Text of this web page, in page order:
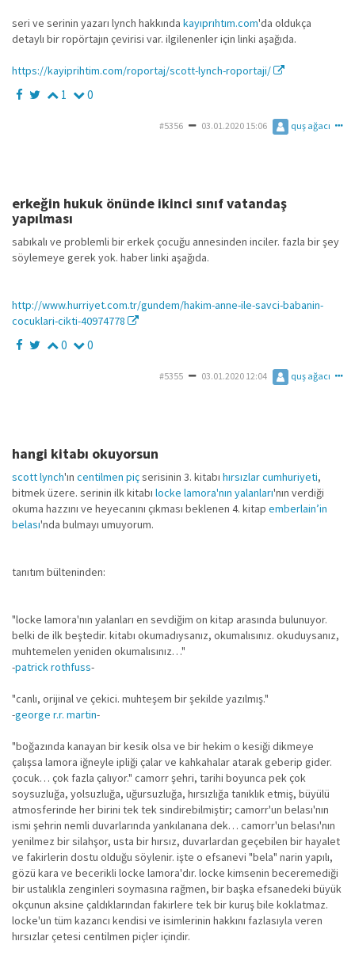
seri ve serinin yazarı lynch hakkında kayıprıhtım.com'da oldukça
detaylı bir ropörtajın çevirisi var. ilgilenenler için linki aşağıda.
https://kayiprihtim.com/roportaj/scott-lynch-roportaji/
1 0
#5356 03.01.2020 15:06 quş ağacı
erkeğin hukuk önünde ikinci sınıf vatandaş
yapılması
sabıkalı ve problemli bir erkek çocuğu annesinden inciler. fazla bir şey
söylemeye gerek yok. haber linki aşağıda.
http://www.hurriyet.com.tr/gundem/hakim-anne-ile-savci-babanin-
cocuklari-cikti-40974778
0 0
#5355 03.01.2020 12:04 quş ağacı
hangi kitabı okuyorsun
scott lynch'ın centilmen piçserisinin 3. kitabı hırsızlar cumhuriyeti,
bitmek üzere. serinin ilk kitabı locke lamora'nın yalanları'nın verdiği
okuma hazzını ve heyecanını çıkması beklenen 4. kitap emberlain’in
belası'nda bulmayı umuyorum.
tanıtım bülteninden:
"locke lamora'nın yalanları en sevdiğim on kitap arasında bulunuyor.
belki de ilk beştedir. kitabı okumadıysanız, okumalısınız. okuduysanız,
muhtemelen yeniden okumalısınız…"
-patrick rothfuss-
"canlı, orijinal ve çekici. muhteşem bir şekilde yazılmış."
-george r.r. martin-
"boğazında kanayan bir kesik olsa ve bir hekim o kesiği dikmeye
çalışsa lamora iğney­le ipliği çalar ve kahkahalar atarak geberip gider.
çocuk… çok fazla çalıyor." camorr şehri, tarihi boyunca pek çok
soysuzluğa, yolsuzluğa, uğursuzluğa, hırsızlığa tanıklık etmiş, büyülü
atmosferinde her birini tek tek sindirebilmiştir; camorr'un belası'nın
ismi şehrin nemli duvarlarında yankılanana dek… camorr'un belası'nın
yenilmez bir silahşor, usta bir hırsız, duvarlardan geçebilen bir hayalet
ve fakirlerin dostu olduğu söylenir. işte o efsanevi "bela" narin yapılı,
gözü kara ve becerikli locke lamora'dır. locke kimsenin beceremediği
bir ustalıkla zenginleri soymasına rağmen, bir başka efsanedeki büyük
okçunun aksine çaldıklarından fakirlere tek bir kuruş bile koklatmaz.
locke'un tüm kazancı kendisi ve isimlerinin hakkını fazlasıyla veren
hırsızlar çetesi centilmen piçler içindir.